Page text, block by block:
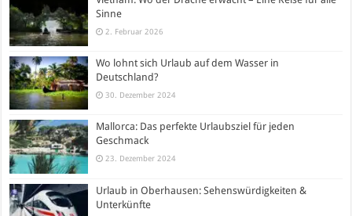
Sinne
2. Februar 2026
Wo lohnt sich Urlaub auf dem Wasser in
Deutschland?
30. Dezember 2024
Mallorca: Das perfekte Urlaubsziel für jeden
Geschmack
23. Dezember 2024
Urlaub in Oberhausen: Sehenswürdigkeiten &
Unterkünfte